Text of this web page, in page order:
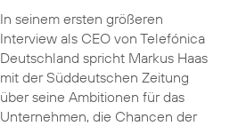
In seinem ersten größeren
Interview als CEO von Telefónica
Deutschland spricht Markus Haas
mit der Süddeutschen Zeitung
über seine Ambitionen für das
Unternehmen, die Chancen der